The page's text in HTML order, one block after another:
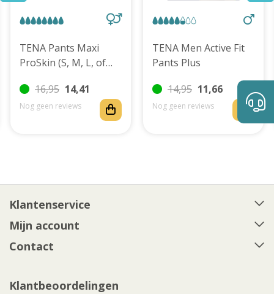
TENA Pants Maxi
ProSkin (S, M, L, of
16,95 14,41
Nog geen reviews
TENA Men Active Fit
Pants Plus
14,95 11,66
Nog geen reviews
Klantenservice
Mijn account
Contact
Klantbeoordelingen